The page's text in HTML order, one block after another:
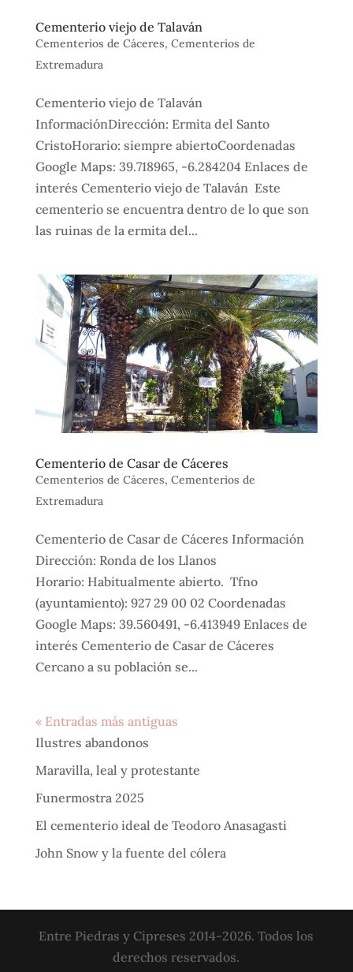
Cementerio viejo de Talaván
Cementerios de Cáceres, Cementerios de
Extremadura
Cementerio viejo de Talaván
InformaciónDirección: Ermita del Santo
CristoHorario: siempre abiertoCoordenadas
Google Maps: 39.718965, -6.284204 Enlaces de
interés Cementerio viejo de Talaván Este
cementerio se encuentra dentro de lo que son
las ruinas de la ermita del...
Cementerio de Casar de Cáceres
Cementerios de Cáceres, Cementerios de
Extremadura
Cementerio de Casar de Cáceres Información
Dirección: Ronda de los Llanos
Horario: Habitualmente abierto. Tfno
(ayuntamiento): 927 29 00 02 Coordenadas
Google Maps: 39.560491, -6.413949 Enlaces de
interés Cementerio de Casar de Cáceres
Cercano a su población se...
« Entradas más antiguas
Ilustres abandonos
Maravilla, leal y protestante
Funermostra 2025
El cementerio ideal de Teodoro Anasagasti
John Snow y la fuente del cólera
Entre Piedras y Cipreses 2014-2026. Todos los
derechos reservados.